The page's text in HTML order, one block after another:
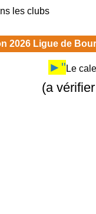
les clubs
2026 Ligue de
►" Le
(a